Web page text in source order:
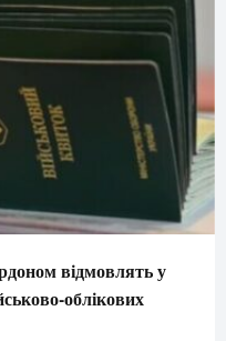
відмовлять у
облікових